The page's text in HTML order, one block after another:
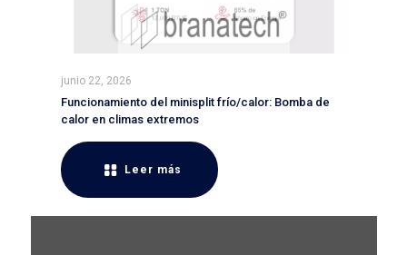
junio 22, 2026
Funcionamiento del minisplit frío/calor: Bomba de
calor en climas extremos
Leer más